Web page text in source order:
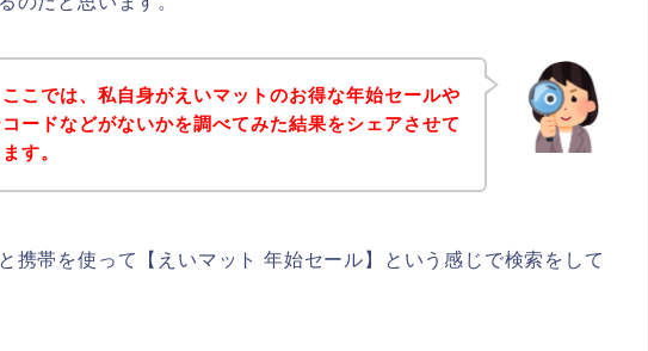
こでは、私自身がえいマットのお得な年始セールや
ードなどがないかを調べてみた結果をシェアさせて
す。
携帯を使って【えいマット 年始セール】という感じで検索をして